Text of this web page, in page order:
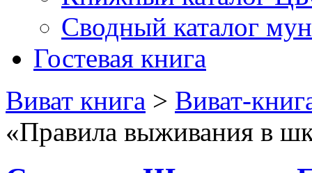
Сводный каталог
Гостевая книга
Виват книга > Виват-
«Правила выживания в